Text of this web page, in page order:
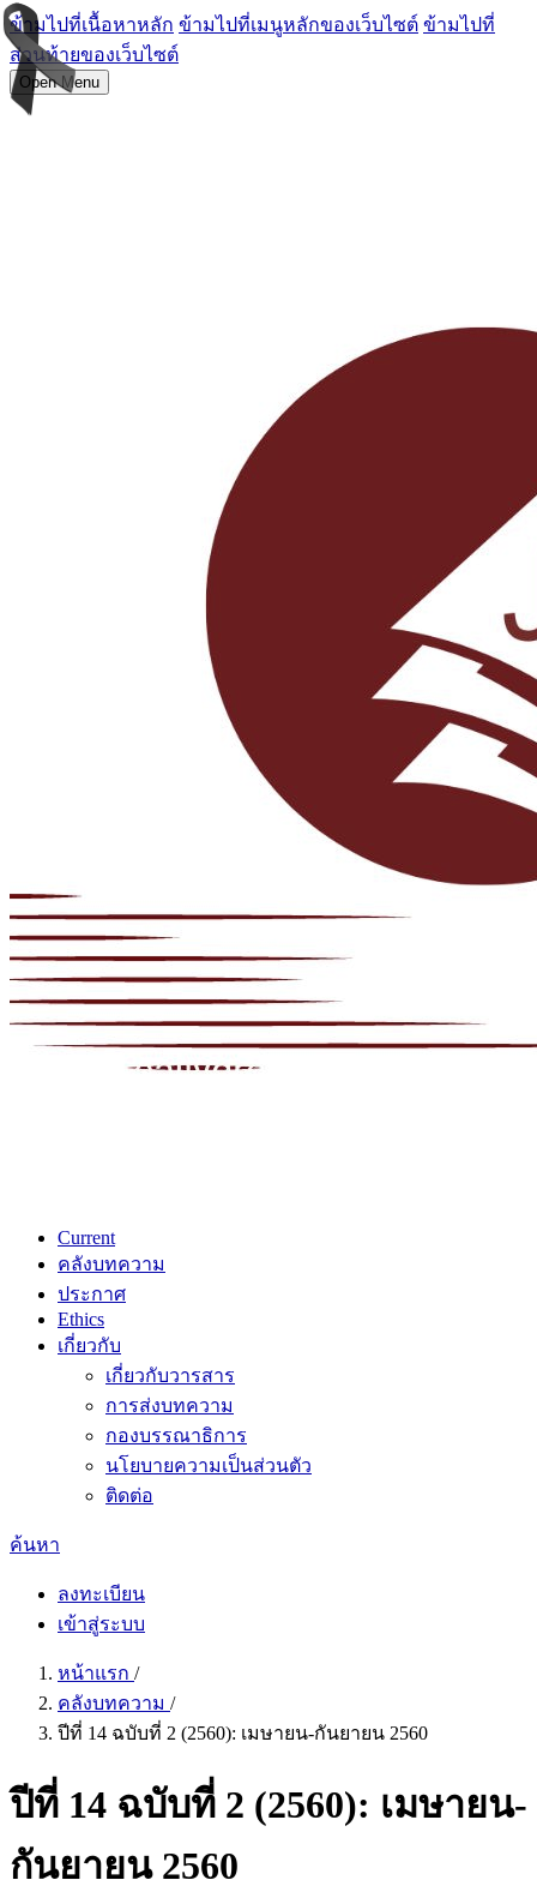
ข้ามไปที่เนื้อหาหลัก ข้ามไปที่เมนูหลักของเว็บไซต์ ข้ามไปที่
ส่วนท้ายของเว็บไซต์
Open Menu
Current
คลังบทความ
ประกาศ
Ethics
เกี่ยวกับ
เกี่ยวกับวารสาร
การส่งบทความ
กองบรรณาธิการ
นโยบายความเป็นส่วนตัว
ติดต่อ
ค้นหา
ลงทะเบียน
เข้าสู่ระบบ
หน้าแรก /
คลังบทความ /
ปีที่ 14 ฉบับที่ 2 (2560): เมษายน-กันยายน 2560
ปีที่ 14 ฉบับที่ 2 (2560): เมษายน-
กันยายน 2560